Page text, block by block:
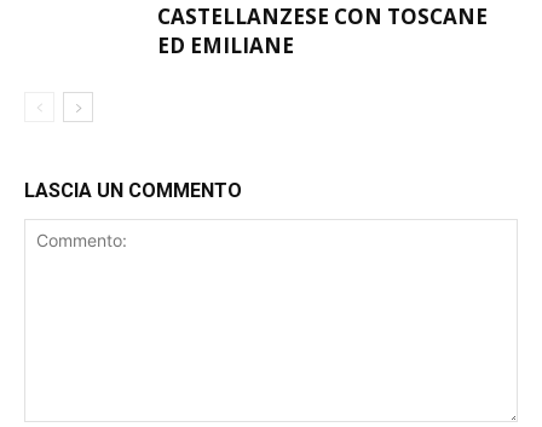
CASTELLANZESE CON TOSCANE
ED EMILIANE
LASCIA UN COMMENTO